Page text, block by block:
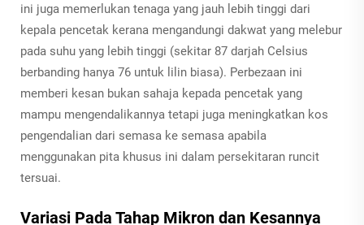
ini juga memerlukan tenaga yang jauh lebih tinggi dari
kepala pencetak kerana mengandungi dakwat yang melebur
pada suhu yang lebih tinggi (sekitar 87 darjah Celsius
berbanding hanya 76 untuk lilin biasa). Perbezaan ini
memberi kesan bukan sahaja kepada pencetak yang
mampu mengendalikannya tetapi juga meningkatkan kos
pengendalian dari semasa ke semasa apabila
menggunakan pita khusus ini dalam persekitaran runcit
tersuai.
Variasi Pada Tahap Mikron dan Kesannya